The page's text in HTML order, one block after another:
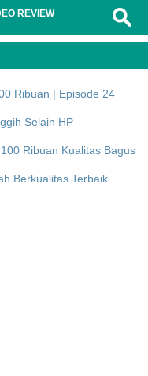
REVIEW
Ribuan | Episode 24
Selain HP
Ribuan Kualitas Bagus
Berkualitas Terbaik